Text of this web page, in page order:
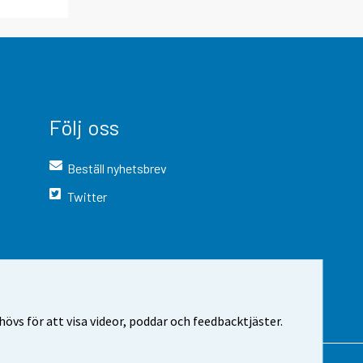
för att visa videor, poddar och feedbacktjäster.
Följ oss
Beställ nyhetsbrev
Twitter